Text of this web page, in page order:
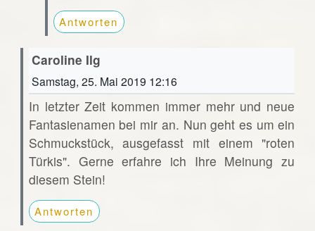
Antworten
Caroline Ilg
Samstag, 25. Mai 2019 12:16
In letzter Zeit kommen immer mehr und neue
Fantasienamen bei mir an. Nun geht es um ein
Schmuckstück, ausgefasst mit einem "roten
Türkis". Gerne erfahre ich Ihre Meinung zu
diesem Stein!
Antworten